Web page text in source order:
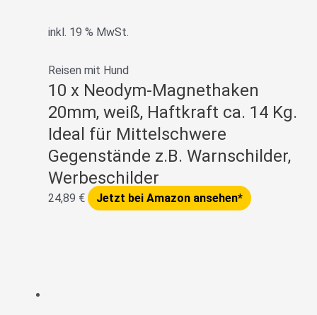
inkl. 19 % MwSt.
Reisen mit Hund
10 x Neodym-Magnethaken
20mm, weiß, Haftkraft ca. 14 Kg.
Ideal für Mittelschwere
Gegenstände z.B. Warnschilder,
Werbeschilder
24,89 € Jetzt bei Amazon ansehen*